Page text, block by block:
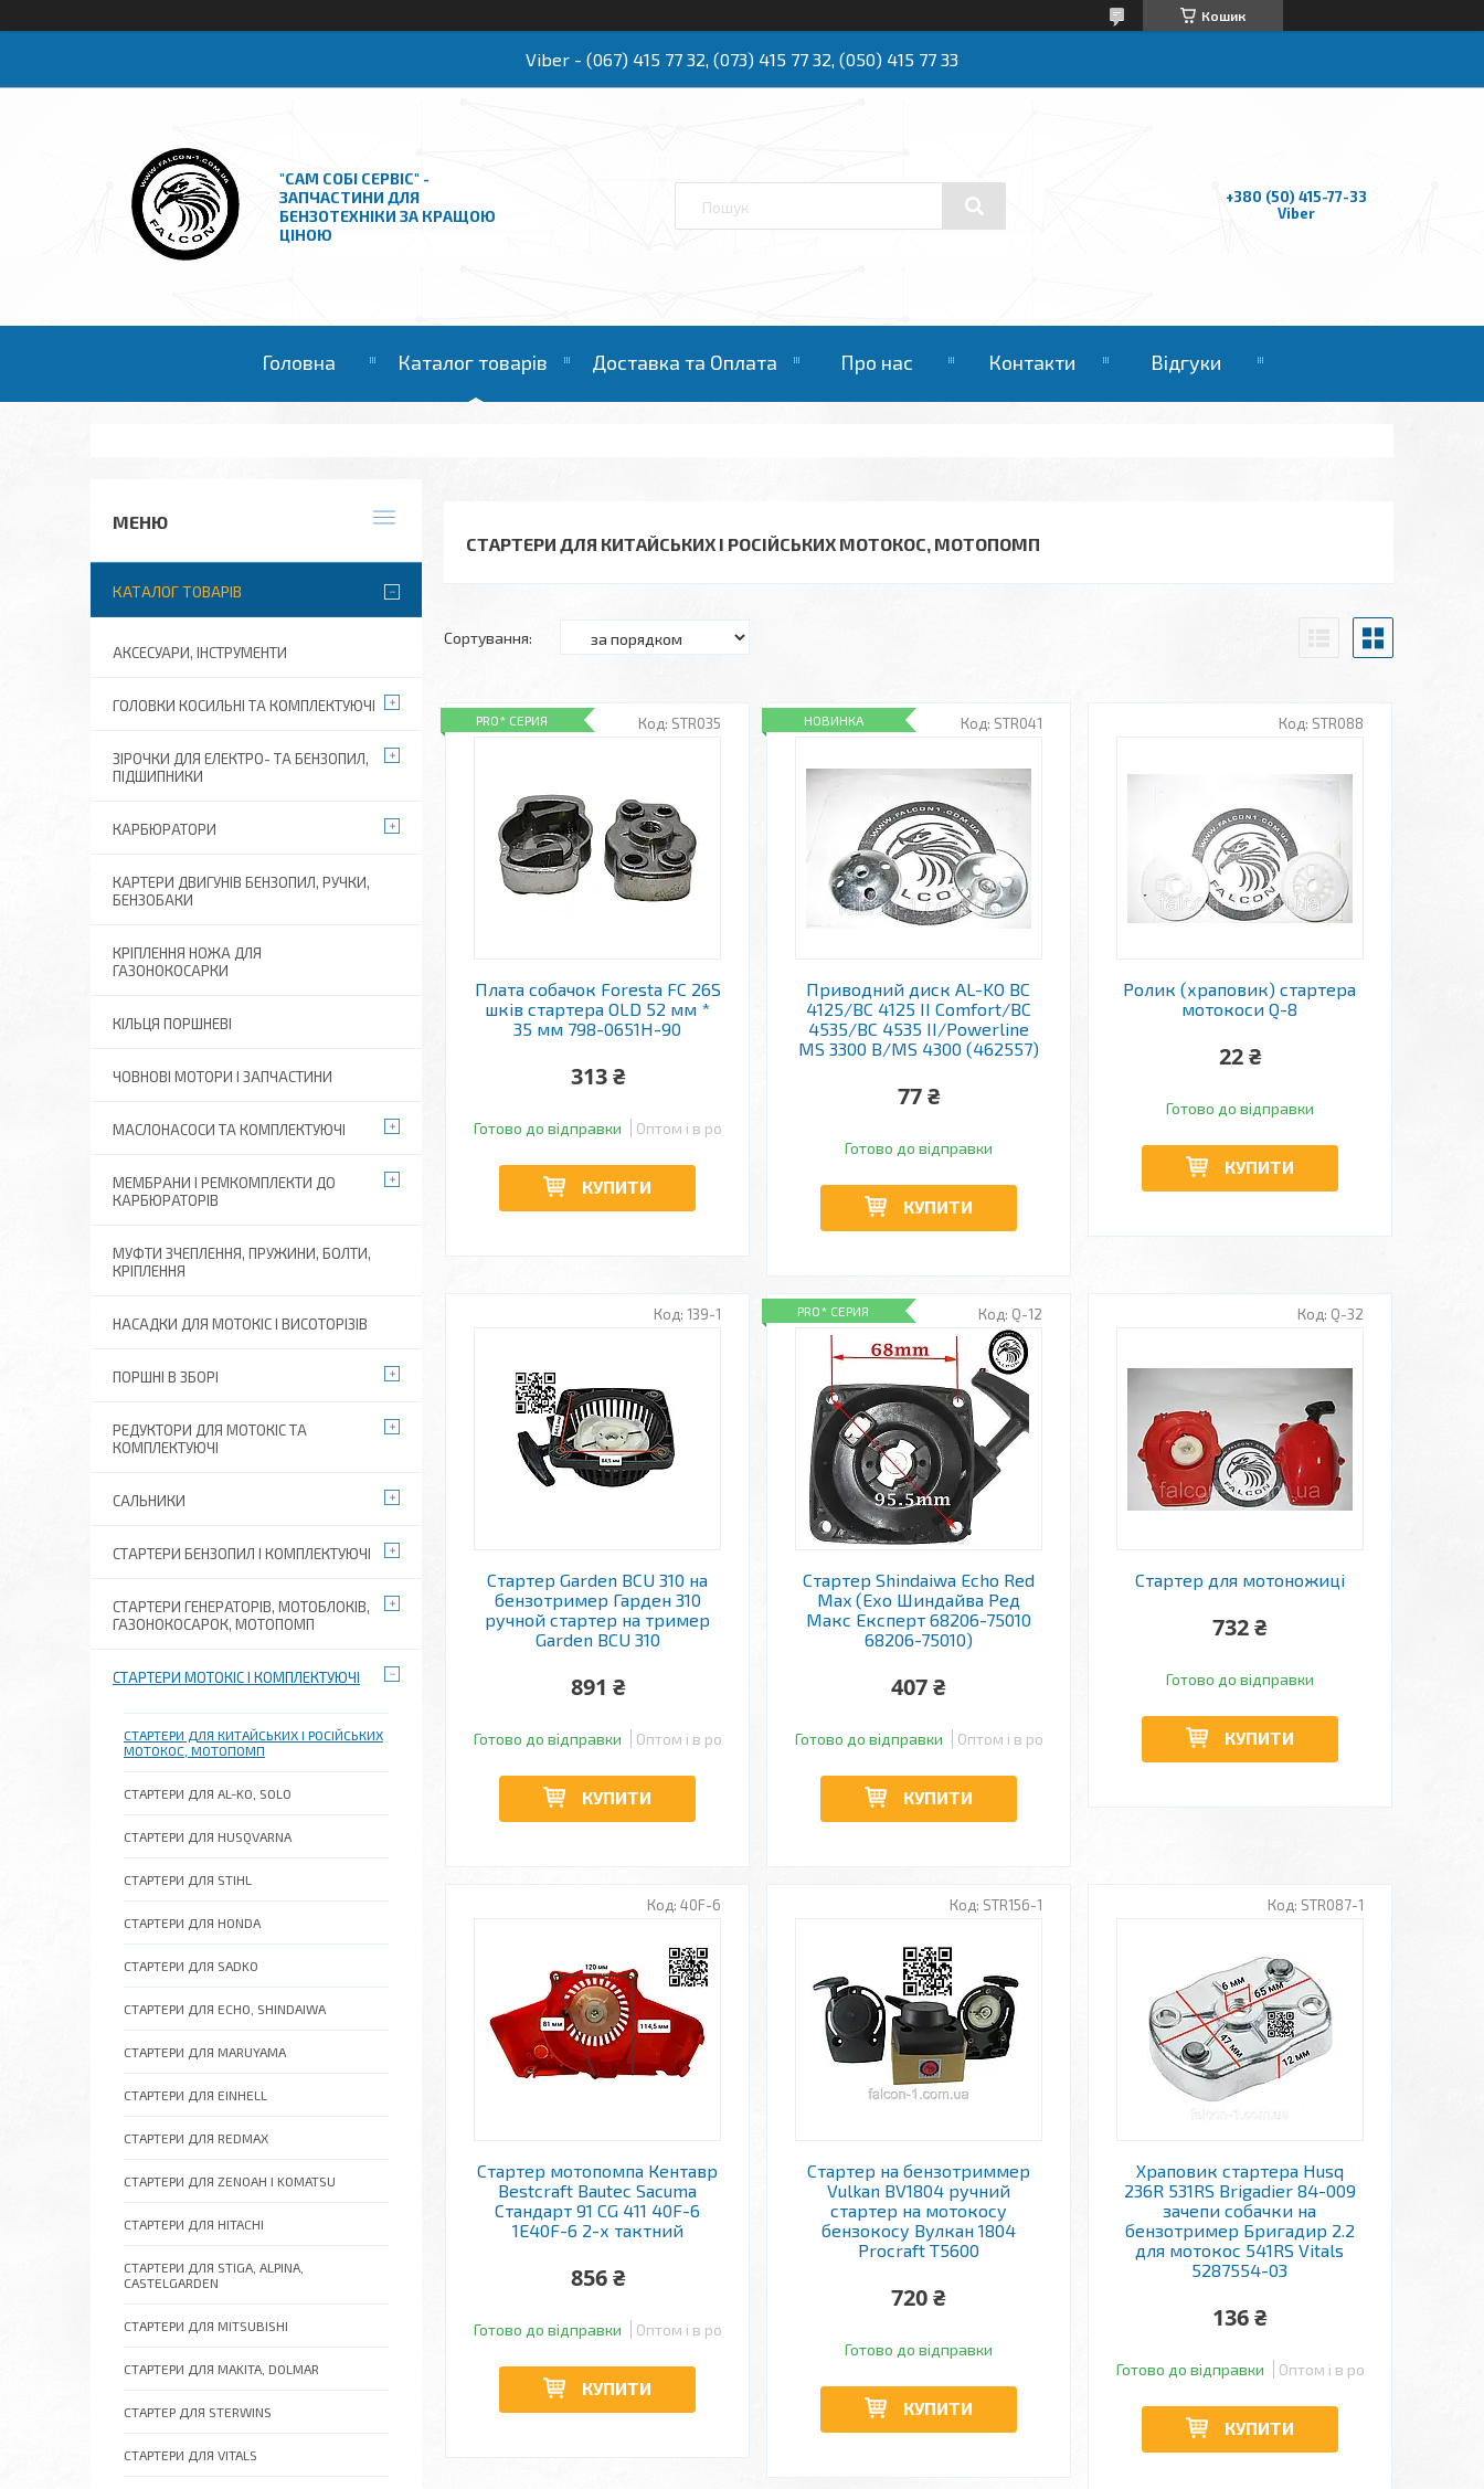
Кошик
Viber - (067) 415 77 32, (073) 415 77 32, (050) 415 77 33
"САМ СОБІ СЕРВІС" -
ЗАПЧАСТИНИ ДЛЯ
БЕНЗОТЕХНІКИ ЗА КРАЩОЮ
ЦІНОЮ
+380 (50) 415-77-33
Viber
Головна Каталог товарів Доставка та Оплата Про нас Контакти Відгуки
СТАРТЕРИ ДЛЯ КИТАЙСЬКИХ І РОСІЙСЬКИХ МОТОКОС, МОТОПОМП
STR035
PRO* СЕРИЯ
Плата собачок Foresta FC 26S
шків стартера OLD 52 мм *
35 мм 798-0651H-90
313 ₴
Готово до відправки Оптом і в роздріб
КУПИТИ
STR041
НОВИНКА
Приводний диск AL-KO BC
4125/BC 4125 II Comfort/BC
4535/BC 4535 II/Powerline
MS 3300 B/MS 4300 (462557)
77 ₴
Готово до відправки
КУПИТИ
STR088
Ролик (храповик) стартера
мотокоси Q-8
22 ₴
Готово до відправки
КУПИТИ
139-1
Стартер Garden BCU 310 на
бензотример Гарден 310
ручной стартер на тример
Garden BCU 310
891 ₴
Готово до відправки Оптом і в роздріб
КУПИТИ
Q-12
PRO* СЕРИЯ
Стартер Shindaiwa Echo Red
Max (Ехо Шиндайва Ред
Макс Експерт 68206-75010
68206-75010)
407 ₴
Готово до відправки Оптом і в роздріб
КУПИТИ
Q-32
Стартер для мотоножиці
732 ₴
Готово до відправки
КУПИТИ
40F-6
Стартер мотопомпа Кентавр
Bestcraft Bautec Sacuma
Стандарт 91 CG 411 40F-6
1Е40F-6 2-х тактний
856 ₴
Готово до відправки Оптом і в роздріб
КУПИТИ
STR156-1
Стартер на бензотриммер
Vulkan BV1804 ручний
стартер на мотокосу
бензокосу Вулкан 1804
Procraft T5600
720 ₴
Готово до відправки
КУПИТИ
STR087-1
Храповик стартера Husq
236R 531RS Brigadier 84-009
зачепи собачки на
бензотример Бригадир 2.2
для мотокос 541RS Vitals
5287554-03
136 ₴
Готово до відправки Оптом і в роздріб
КУПИТИ
КАТАЛОГ ТОВАРІВ
АКСЕСУАРИ, ІНСТРУМЕНТИ
ГОЛОВКИ КОСИЛЬНІ ТА КОМПЛЕКТУЮЧІ
ЗІРОЧКИ ДЛЯ ЕЛЕКТРО- ТА БЕНЗОПИЛ,
ПІДШИПНИКИ
КАРБЮРАТОРИ
КАРТЕРИ ДВИГУНІВ БЕНЗОПИЛ, РУЧКИ,
БЕНЗОБАКИ
КРІПЛЕННЯ НОЖА ДЛЯ
ГАЗОНОКОСАРКИ
КІЛЬЦЯ ПОРШНЕВІ
ЧОВНОВІ МОТОРИ І ЗАПЧАСТИНИ
МАСЛОНАСОСИ ТА КОМПЛЕКТУЮЧІ
МЕМБРАНИ І РЕМКОМПЛЕКТИ ДО
КАРБЮРАТОРІВ
МУФТИ ЗЧЕПЛЕННЯ, ПРУЖИНИ, БОЛТИ,
КРІПЛЕННЯ
НАСАДКИ ДЛЯ МОТОКІС І ВИСОТОРІЗІВ
ПОРШНІ В ЗБОРІ
РЕДУКТОРИ ДЛЯ МОТОКІС ТА
КОМПЛЕКТУЮЧІ
САЛЬНИКИ
СТАРТЕРИ БЕНЗОПИЛ І КОМПЛЕКТУЮЧІ
СТАРТЕРИ ГЕНЕРАТОРІВ, МОТОБЛОКІВ,
ГАЗОНОКОСАРОК, МОТОПОМП
СТАРТЕРИ МОТОКІС І КОМПЛЕКТУЮЧІ
СТАРТЕРИ ДЛЯ КИТАЙСЬКИХ І РОСІЙСЬКИХ
МОТОКОС, МОТОПОМП
СТАРТЕРИ ДЛЯ AL-KO, SOLO
СТАРТЕРИ ДЛЯ HUSQVARNA
СТАРТЕРИ ДЛЯ STIHL
СТАРТЕРИ ДЛЯ HONDA
СТАРТЕРИ ДЛЯ SADKO
СТАРТЕРИ ДЛЯ ECHO, SHINDAIWA
СТАРТЕРИ ДЛЯ MARUYAMA
СТАРТЕРИ ДЛЯ EINHELL
СТАРТЕРИ ДЛЯ REDMAX
СТАРТЕРИ ДЛЯ ZENOAH І KOMATSU
СТАРТЕРИ ДЛЯ HITACHI
СТАРТЕРИ ДЛЯ STIGA, ALPINA,
CASTELGARDEN
СТАРТЕРИ ДЛЯ MITSUBISHI
СТАРТЕРИ ДЛЯ MAKITA, DOLMAR
СТАРТЕР ДЛЯ STERWINS
СТАРТЕРИ ДЛЯ VITALS